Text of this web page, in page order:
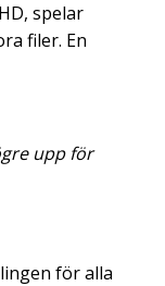
spelar
filer. En
upp för
för alla